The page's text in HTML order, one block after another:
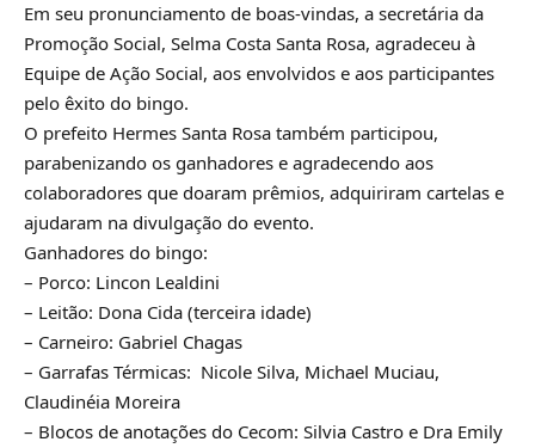
Em seu pronunciamento de boas-vindas, a secretária da
Promoção Social, Selma Costa Santa Rosa, agradeceu à
Equipe de Ação Social, aos envolvidos e aos participantes
pelo êxito do bingo.
O prefeito Hermes Santa Rosa também participou,
parabenizando os ganhadores e agradecendo aos
colaboradores que doaram prêmios, adquiriram cartelas e
ajudaram na divulgação do evento.
Ganhadores do bingo:
– Porco: Lincon Lealdini
– Leitão: Dona Cida (terceira idade)
– Carneiro: Gabriel Chagas
– Garrafas Térmicas: Nicole Silva, Michael Muciau,
Claudinéia Moreira
– Blocos de anotações do Cecom: Silvia Castro e Dra Emily